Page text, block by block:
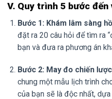
V. Quy trình 5 bước
Bước 1: Khám lâm sàng
đặt ra 20 câu hỏi để tìm ra
bạn và đưa ra phương án
Bước 2: May đo chiến
chung một mẫu lịch trình
của bạn sẽ là độc nhất,